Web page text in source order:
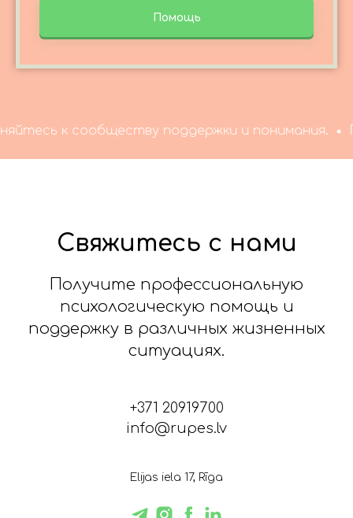
Помощь
к сообществу поддержки и понимания.
Свяжитесь с нами
Получите профессиональную
психологическую помощь и
поддержку в различных жизненных
ситуациях.
+371 20919700
info@rupes.lv
Elijas iela 17, Rīga